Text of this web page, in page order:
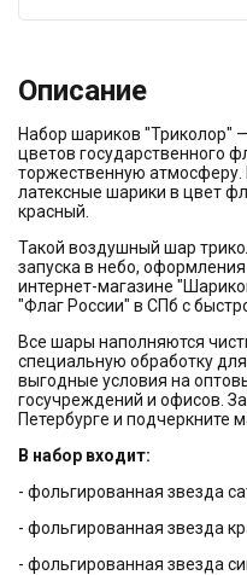
Описание
Набор шариков "Триколор"
цветов государственного
торжественную атмосферу.
латексные шарики в цвет
красный.
Такой воздушный шар
запуска в небо,
интернет-магазине
"Флаг России" в СПб с
Все шары наполняются
специальную обработку
выгодные условия на
госучреждений и офисов.
Петербурге и подчеркните
В набор входит:
- фольгированная звезда
- фольгированная звезда
- фольгированная звезда